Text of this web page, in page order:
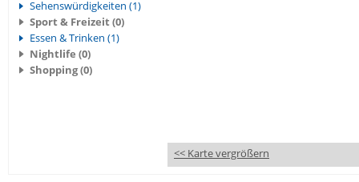
Sehenswürdigkeiten (1)
Sport & Freizeit (0)
Essen & Trinken (1)
Nightlife (0)
Shopping (0)
<< Karte vergrößern